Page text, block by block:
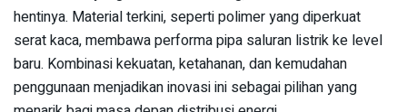
hentinya. Material terkini, seperti polimer yang diperkuat
serat kaca, membawa performa pipa saluran listrik ke level
baru. Kombinasi kekuatan, ketahanan, dan kemudahan
penggunaan menjadikan inovasi ini sebagai pilihan yang